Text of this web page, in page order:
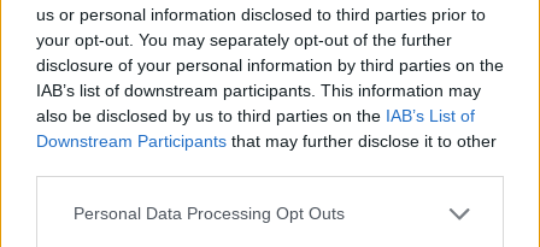
us or personal information disclosed to third parties prior to
your opt-out. You may separately opt-out of the further
disclosure of your personal information by third parties on the
IAB’s list of downstream participants. This information may
also be disclosed by us to third parties on the IAB’s List of
Downstream Participants that may further disclose it to other
Personal Data Processing Opt Outs
Raktažodžiai
migrantai ekonomikos krizė
padegimas
padangos
poligone kairių poligonas
sužaloti
pareigūnai